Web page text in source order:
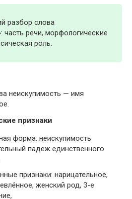
разбор слова
часть речи, морфологические
роль.
неискупимость — имя
признаки
форма: неискупимость
падеж единственного
признаки: нарицательное,
женский род, 3-е